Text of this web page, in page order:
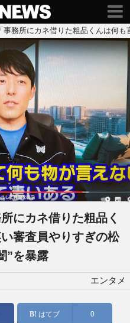
事務所にカネ借りた粗品くんは何
にカネ借りた粗品く
審査員やりすぎの松
”を暴露
エンタメ
はてブ 0